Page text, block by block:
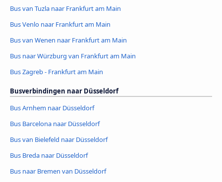
Bus van Tuzla naar Frankfurt am Main
Bus Venlo naar Frankfurt am Main
Bus van Wenen naar Frankfurt am Main
Bus naar Würzburg van Frankfurt am Main
Bus Zagreb - Frankfurt am Main
Busverbindingen naar Düsseldorf
Bus Arnhem naar Düsseldorf
Bus Barcelona naar Düsseldorf
Bus van Bielefeld naar Düsseldorf
Bus Breda naar Düsseldorf
Bus naar Bremen van Düsseldorf